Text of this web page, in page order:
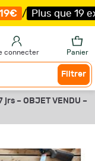
Plus que 19
connecter Panier
Filtrer
jrs – OBJET VENDU –